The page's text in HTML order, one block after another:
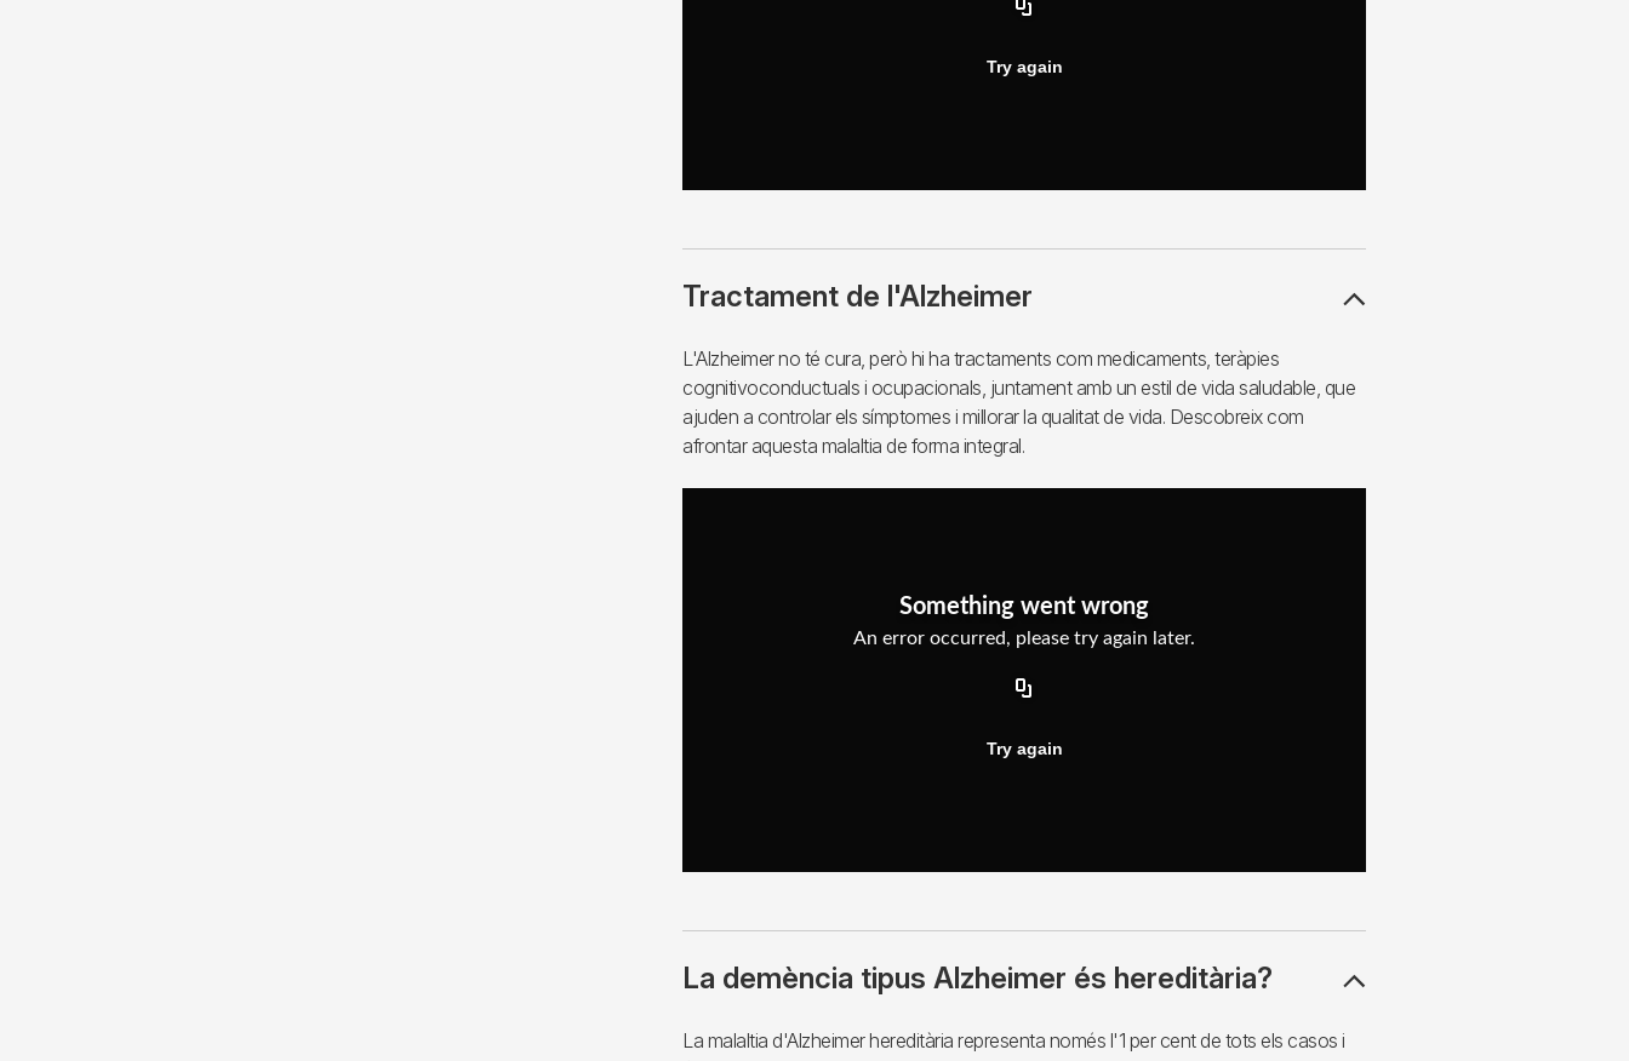
Tractament de l'Alzheimer
L'Alzheimer no té cura, però hi ha tractaments com medicaments, teràpies
cognitivoconductuals i ocupacionals, juntament amb un estil de vida saludable, que
ajuden a controlar els símptomes i millorar la qualitat de vida. Descobreix com
afrontar aquesta malaltia de forma integral.
La demència tipus Alzheimer és hereditària?
La malaltia d'Alzheimer hereditària representa només l'1 per cent de tots els casos i